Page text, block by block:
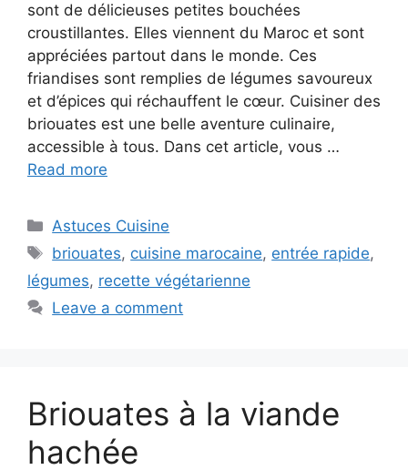
sont de délicieuses petites bouchées
croustillantes. Elles viennent du Maroc et sont
appréciées partout dans le monde. Ces
friandises sont remplies de légumes savoureux
et d’épices qui réchauffent le cœur. Cuisiner des
briouates est une belle aventure culinaire,
accessible à tous. Dans cet article, vous …
Read more
Categories
Astuces Cuisine
Tags
briouates, cuisine marocaine, entrée rapide,
légumes, recette végétarienne
Leave a comment
Briouates à la viande
hachée